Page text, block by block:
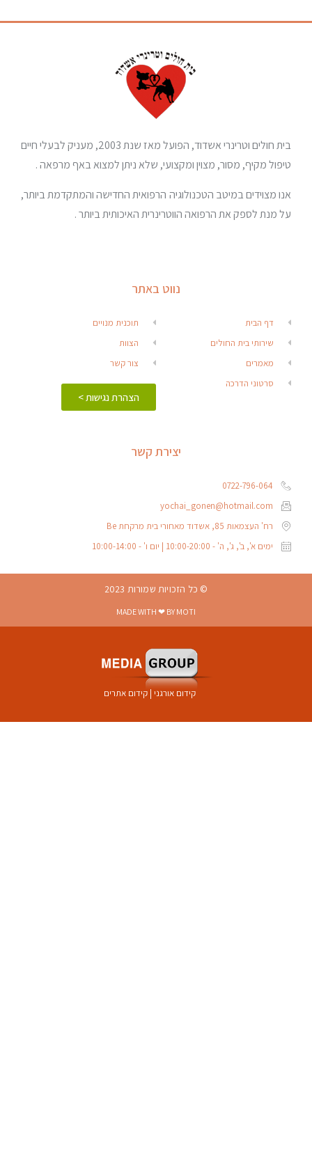
בית חולים וטרינרי אשדוד, הפועל מאז שנת 2003, מעניק לבעלי חיים
טיפול מקיף, מסור, מצוין ומקצועי, שלא ניתן למצוא באף מרפאה .
אנו מצוידים במיטב הטכנולוגיה הרפואית החדישה והמתקדמת ביותר,
על מנת לספק את הרפואה הווטרינרית האיכותית ביותר .
נווט באתר
דף הבית
שירותי בית החולים
מאמרים
סרטוני הדרכה
תוכנית מנויים
הצוות
צור קשר
הצהרת נגישות >
יצירת קשר
0722-796-064
yochai_gonen@hotmail.com
רח' העצמאות 85, אשדוד מאחורי בית מרקחת Be
ימים א', ב', ג', ה' - 10:00-20:00 | יום ו' - 10:00-14:00
© כל הזכויות שמורות 2023
MADE WITH ❤ BY MOTI
קידום אורגני | קידום אתרים